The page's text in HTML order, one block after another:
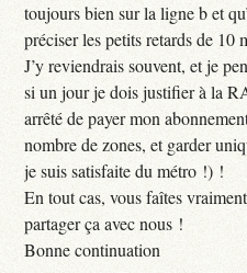
toujours bien sur la ligne b et
préciser les petits retards de 10
J’y reviendrais souvent, et je
si un jour je dois justifier à la
arrêté de payer mon
nombre de zones, et garder
je suis satisfaite du métro !) !
En tout cas, vous faîtes
partager ça avec nous !
Bonne continuation